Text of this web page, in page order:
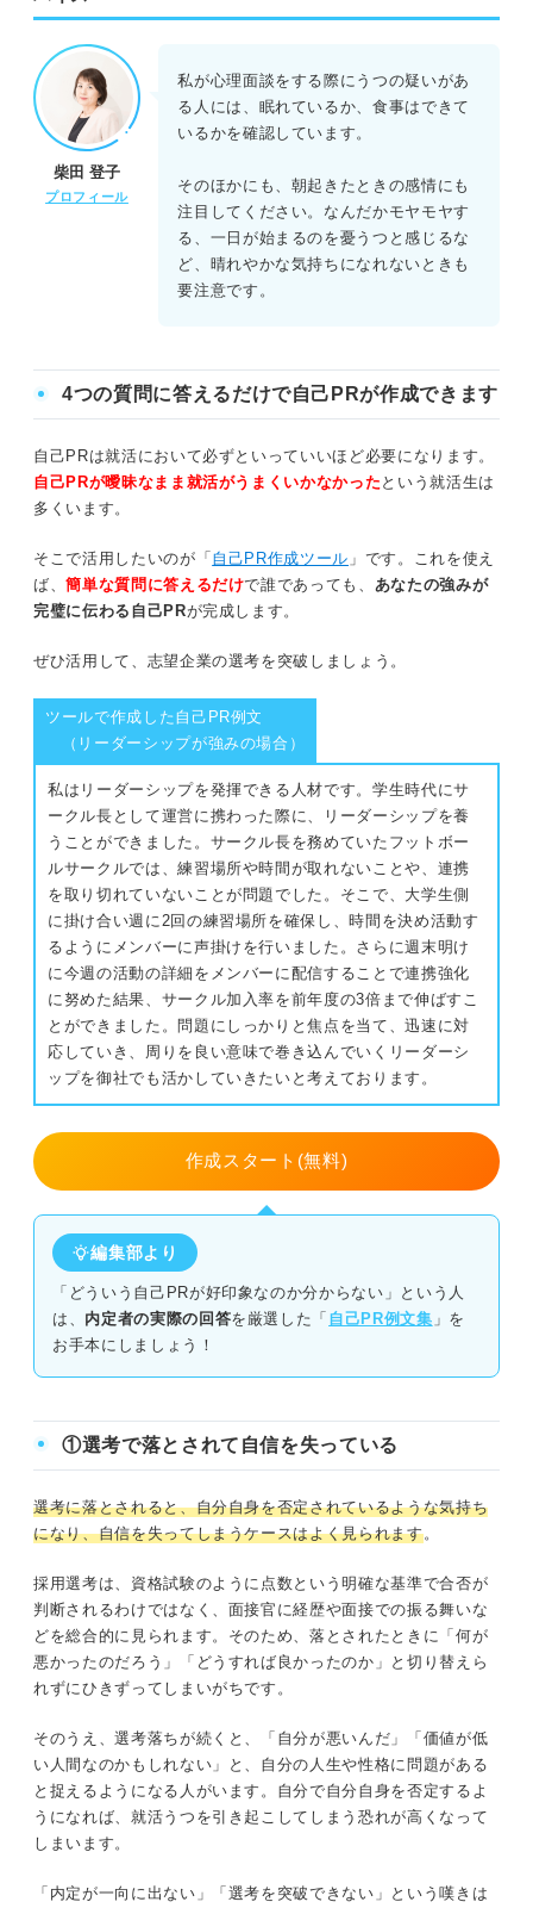
柴田 登子
プロフィール
私が心理面談をする際にうつの疑いがあ
る人には、眠れているか、食事はできて
いるかを確認しています。
そのほかにも、朝起きたときの感情にも
注目してください。なんだかモヤモヤす
る、一日が始まるのを憂うつと感じるな
ど、晴れやかな気持ちになれないときも
要注意です。
4つの質問に答えるだけで自己PRが作成できます
自己PRは就活において必ずといっていいほど必要になります。
自己PRが曖昧なまま就活がうまくいかなかった という就活生は
多くいます。
そこで活用したいのが「 自己PR作成ツール 」です。これを使え
ば、簡単な質問に答えるだけで誰であっても、 あなたの強みが
完璧に伝わる自己PRが完成します。
ぜひ活用して、志望企業の選考を突破しましょう。
ツールで作成した自己PR例文
（リーダーシップが強みの場合）
私はリーダーシップを発揮できる人材です。学生時代にサ
ークル長として運営に携わった際に、リーダーシップを養
うことができました。サークル長を務めていたフットボー
ルサークルでは、練習場所や時間が取れないことや、連携
を取り切れていないことが問題でした。そこで、大学生側
に掛け合い週に2回の練習場所を確保し、時間を決め活動す
るようにメンバーに声掛けを行いました。さらに週末明け
に今週の活動の詳細をメンバーに配信することで連携強化
に努めた結果、サークル加入率を前年度の3倍まで伸ばすこ
とができました。問題にしっかりと焦点を当て、迅速に対
応していき、周りを良い意味で巻き込んでいくリーダーシ
ップを御社でも活かしていきたいと考えております。
作成スタート(無料)
編集部より
「どういう自己PRが好印象なのか分からない」という人
は、 内定者の実際の回答を厳選した「 自己PR例文集 」を
お手本にしましょう！
①選考で落とされて自信を失っている
選考に落とされると、自分自身を否定されているような気持ち
になり、自信を失ってしまうケースはよく見られます。
採用選考は、資格試験のように点数という明確な基準で合否が
判断されるわけではなく、面接官に経歴や面接での振る舞いな
どを総合的に見られます。そのため、落とされたときに「何が
悪かったのだろう」「どうすれば良かったのか」と切り替えら
れずにひきずってしまいがちです。
そのうえ、選考落ちが続くと、「自分が悪いんだ」「価値が低
い人間なのかもしれない」と、自分の人生や性格に問題がある
と捉えるようになる人がいます。自分で自分自身を否定するよ
うになれば、就活うつを引き起こしてしまう恐れが高くなって
しまいます。
「内定が一向に出ない」「選考を突破できない」という嘆きは
就活は人生のすべてじゃない！ ほかの道もあることを覚
えておこう
就活うつはあなたの心が疲れているサイン！ ありのまま
の自分で就活を進めよう